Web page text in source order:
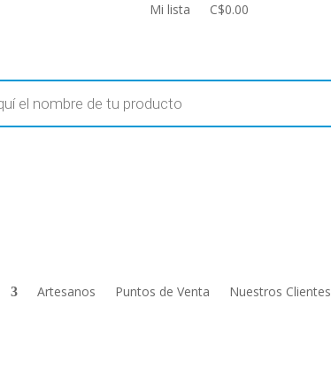
Mi lista C$0.00
Artesanos Puntos de Venta Nuestros Clientes